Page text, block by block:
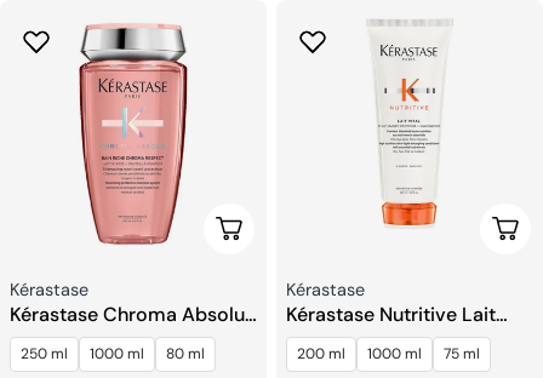
Scegli Le Opzioni
Venditore:
Kérastase
Kérastase Chroma Absolu
Bain Riche Chroma
Respect Shampoo
250 ml 1000 ml 80 ml
Venditore:
Kérastase
Kérastase Nutritive Lait
Vital Balsamo
200 ml 1000 ml 75 ml